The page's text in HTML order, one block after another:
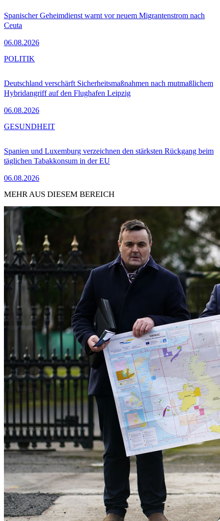
Spanischer Geheimdienst warnt vor neuem Migrantenstrom nach
Ceuta
06.08.2026
Deutschland verschärft Sicherheitsmaßnahmen nach mutmaßlichem
Hybridangriff auf den Flughafen Leipzig
06.08.2026
POLITIK
Spanien und Luxemburg verzeichnen den stärksten Rückgang beim
täglichen Tabakkonsum in der EU
06.08.2026
GESUNDHEIT
MEHR AUS DIESEM BEREICH